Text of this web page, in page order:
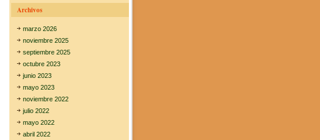
Archivos
marzo 2026
noviembre 2025
septiembre 2025
octubre 2023
junio 2023
mayo 2023
noviembre 2022
julio 2022
mayo 2022
abril 2022